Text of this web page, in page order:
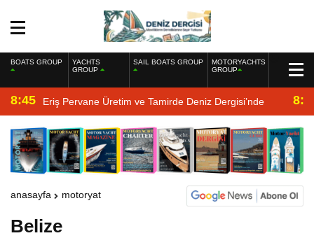
BOATS GROUP
YACHTS
GROUP
SAIL BOATS GROUP
MOTORYACHTS
GROUP
8:45 Eriş Pervane Üretim ve Tamirde Deniz Dergisi’nde
anasayfa motoryat
Belize